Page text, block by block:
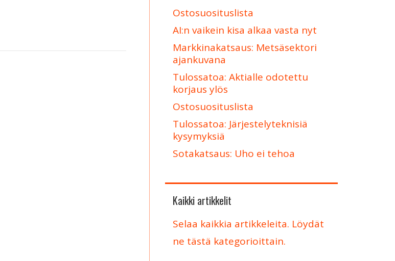
Ostosuosituslista
AI:n vaikein kisa alkaa vasta nyt
Markkinakatsaus: Metsäsektori
ajankuvana
Tulossatoa: Aktialle odotettu
korjaus ylös
Ostosuosituslista
Tulossatoa: Järjestelyteknisiä
kysymyksiä
Sotakatsaus: Uho ei tehoa
Kaikki artikkelit
Selaa kaikkia artikkeleita. Löydät
ne tästä kategorioittain.